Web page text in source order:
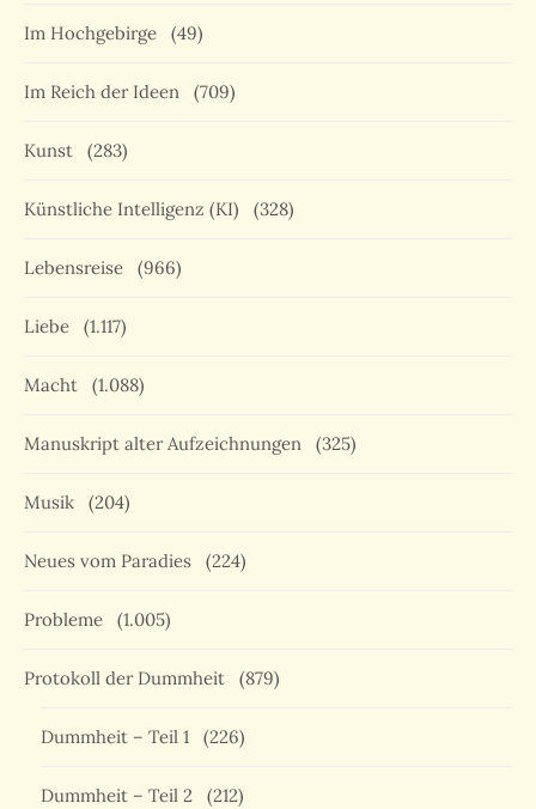
Im Hochgebirge (49)
Im Reich der Ideen (709)
Kunst (283)
Künstliche Intelligenz (KI) (328)
Lebensreise (966)
Liebe (1.117)
Macht (1.088)
Manuskript alter Aufzeichnungen (325)
Musik (204)
Neues vom Paradies (224)
Probleme (1.005)
Protokoll der Dummheit (879)
Dummheit – Teil 1 (226)
Dummheit – Teil 2 (212)